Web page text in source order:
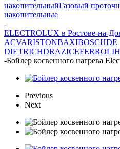
накопительныйГазовый
накопительные
-
ELECTROLUX в Ростове-на-
ACVARISTONBAXIBOSCHDE
DIETRICHDRAZICEFERROLI
-Бойлер косвенного нагрева
Previous
Next